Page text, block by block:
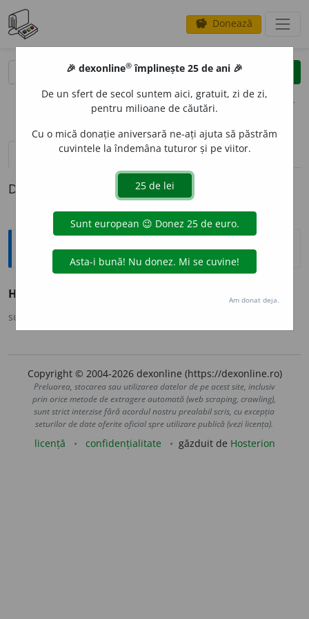
savings Donează
clear
opțiuni
definiții (1) pronunțievolume_up (4)
Definiția cu ID-ul 186819:
Sinonime
HORN
sursa:
Copyright © 2004-2026 dexonline (https://dexonline.ro)
Preluarea, stocarea sau utilizarea datelor de pe acest site, inclusiv
prin orice metode de extragere automată (web scraping, crawling),
sunt strict interzise fără acordul nostru prealabil scris, cu excepția
seturilor de date oferite oficial spre utilizare publică (vezi licența).
licență confidențialitate găzduit de Hosterion
🎉 dexonline® împlinește 25 de ani 🎉
De un sfert de secol suntem aici, gratuit, zi de zi,
pentru milioane de căutări.
Cu o mică donație aniversară ne-ați ajuta să păstrăm
cuvintele la îndemâna tuturor și pe viitor.
Am donat deja.